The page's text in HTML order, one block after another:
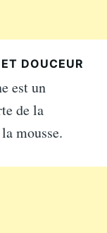
DOUCEUR
est un
de la
mousse.